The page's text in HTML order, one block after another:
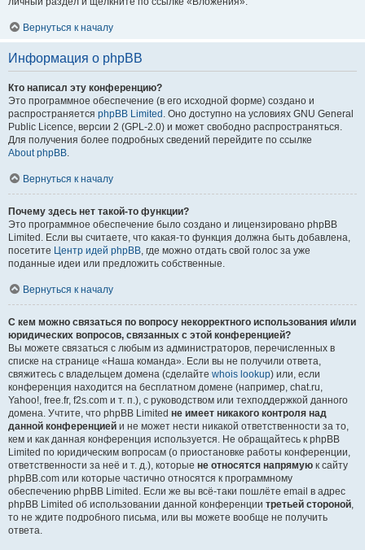
Вернуться к началу
Информация о phpBB
Кто написал эту конференцию?
Это программное обеспечение (в его исходной форме) создано и
распространяется phpBB Limited . Оно доступно на условиях GNU General
Public Licence, версии 2 (GPL-2.0) и может свободно распространяться.
Для получения более подробных сведений перейдите по ссылке
About phpBB.
Вернуться к началу
Почему здесь нет такой-то функции?
Это программное обеспечение было создано и лицензировано phpBB
Limited. Если вы считаете, что какая-то функция должна быть добавлена,
посетите Центр идей phpBB, где можно отдать свой голос за уже
поданные идеи или предложить собственные.
Вернуться к началу
С кем можно связаться по вопросу некорректного использования и/или
юридических вопросов, связанных с этой конференцией?
Вы можете связаться с любым из администраторов, перечисленных в
списке на странице «Наша команда». Если вы не получили ответа,
свяжитесь с владельцем домена (сделайте whois lookup) или, если
конференция находится на бесплатном домене (например, chat.ru,
Yahoo!, free.fr, f2s.com и т. п.), с руководством или техподдержкой данного
домена. Учтите, что phpBB Limited не имеет никакого контроля над
данной конференцией и не может нести никакой ответственности за то,
кем и как данная конференция используется. Не обращайтесь к phpBB
Limited по юридическим вопросам (о приостановке работы конференции,
ответственности за неё и т. д.), которые не относятся напрямую к сайту
phpBB.com или которые частично относятся к программному
обеспечению phpBB Limited. Если же вы всё-таки пошлёте email в адрес
phpBB Limited об использовании данной конференции третьей стороной,
то не ждите подробного письма, или вы можете вообще не получить
ответа.